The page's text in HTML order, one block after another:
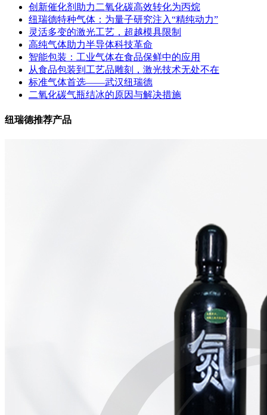
创新催化剂助力二氧化碳高效转化为丙烷
纽瑞德特种气体：为量子研究注入“精纯动力”
灵活多变的激光工艺，超越模具限制
高纯气体助力半导体科技革命
智能包装：工业气体在食品保鲜中的应用
从食品包装到工艺品雕刻，激光技术无处不在
标准气体首选——武汉纽瑞德
二氧化碳气瓶结冰的原因与解决措施
纽瑞德推荐产品